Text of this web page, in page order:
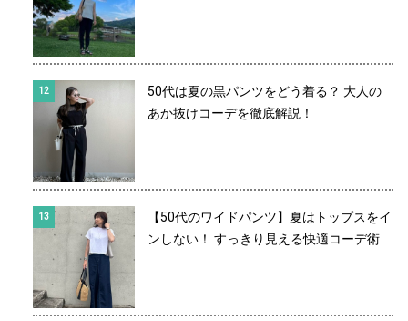
50代は夏の黒パンツをどう着る？ 大人の
あか抜けコーデを徹底解説！
【50代のワイドパンツ】夏はトップスをイ
ンしない！ すっきり見える快適コーデ術